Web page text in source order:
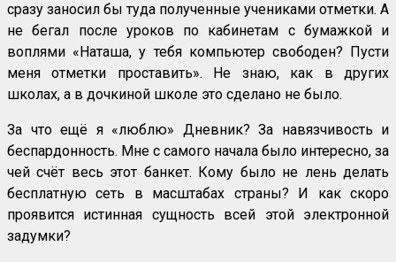
сразу заносил бы туда полученные учениками отметки. А
не бегал после уроков по кабинетам с бумажкой и
воплями «Наташа, у тебя компьютер свободен? Пусти
меня отметки проставить». Не знаю, как в других
школах, а в дочкиной школе это сделано не было.
За что ещё я «люблю» Дневник? За навязчивость и
беспардонность. Мне с самого начала было интересно, за
чей счёт весь этот банкет. Кому было не лень делать
бесплатную сеть в масштабах страны? И как скоро
проявится истинная сущность всей этой электронной
задумки?